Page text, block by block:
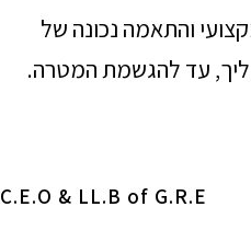
והתאמה נכונה של
עד להגשמת המטרה.
C.E.O & LL.B of G.R.E